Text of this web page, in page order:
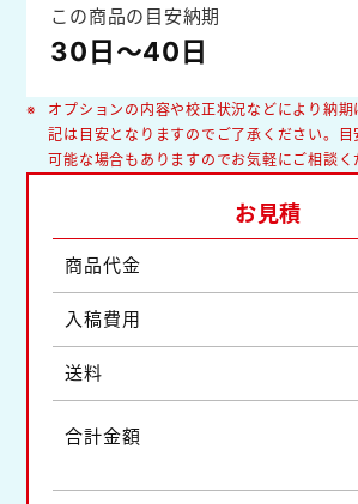
この商品の目安納期
30日～40日
オプションの内容や校正状況などにより納
記は目安となりますのでご了承ください。
可能な場合もありますのでお気軽にご相談く
お見積
商品代金
入稿費用
送料
合計金額